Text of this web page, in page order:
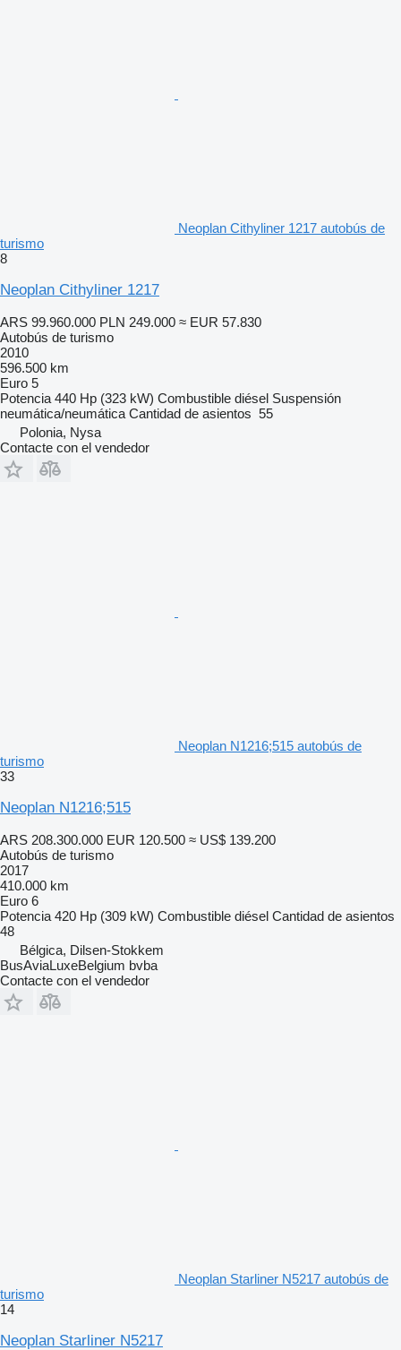
Neoplan Cithyliner 1217 autobús de
turismo
8
Neoplan Cithyliner 1217
ARS 99.960.000 PLN 249.000 ≈ EUR 57.830
Autobús de turismo
2010
596.500 km
Euro 5
Potencia 440 Hp (323 kW) Combustible diésel Suspensión
neumática/neumática Cantidad de asientos 55
Polonia, Nysa
Contacte con el vendedor
Neoplan N1216;515 autobús de
turismo
33
Neoplan N1216;515
ARS 208.300.000 EUR 120.500 ≈ US$ 139.200
Autobús de turismo
2017
410.000 km
Euro 6
Potencia 420 Hp (309 kW) Combustible diésel Cantidad de asientos
48
Bélgica, Dilsen-Stokkem
BusAviaLuxeBelgium bvba
Contacte con el vendedor
Neoplan Starliner N5217 autobús de
turismo
14
Neoplan Starliner N5217